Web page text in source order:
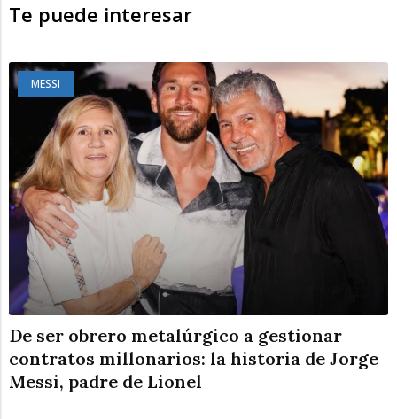
Te puede interesar
MESSI
De ser obrero metalúrgico a gestionar
contratos millonarios: la historia de Jorge
Messi, padre de Lionel